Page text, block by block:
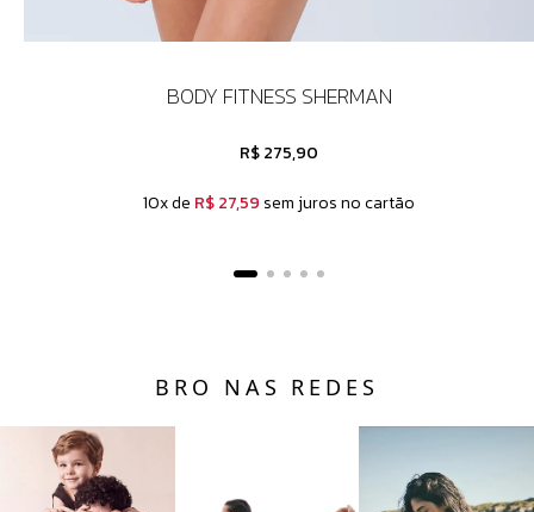
BODY FITNESS SHERMAN
R$ 275,90
10x de R$ 27,59 sem juros no cartão
BRO NAS REDES